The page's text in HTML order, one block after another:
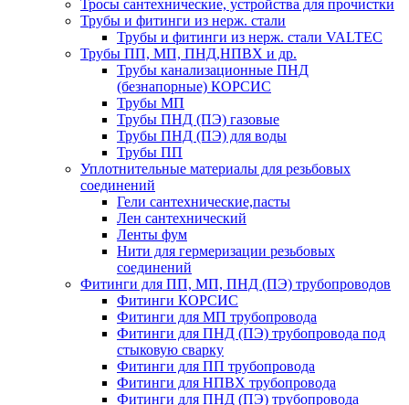
Тросы сантехнические, устройства для прочистки
Трубы и фитинги из нерж. стали
Трубы и фитинги из нерж. стали VALTEC
Трубы ПП, МП, ПНД,НПВХ и др.
Трубы канализационные ПНД
(безнапорные) КОРСИС
Трубы МП
Трубы ПНД (ПЭ) газовые
Трубы ПНД (ПЭ) для воды
Трубы ПП
Уплотнительные материалы для резьбовых
соединений
Гели сантехнические,пасты
Лен сантехнический
Ленты фум
Нити для гермеризации резьбовых
соединений
Фитинги для ПП, МП, ПНД (ПЭ) трубопроводов
Фитинги КОРСИС
Фитинги для МП трубопровода
Фитинги для ПНД (ПЭ) трубопровода под
стыковую сварку
Фитинги для ПП трубопровода
Фитинги для НПВХ трубопровода
Фитинги для ПНД (ПЭ) трубопровода